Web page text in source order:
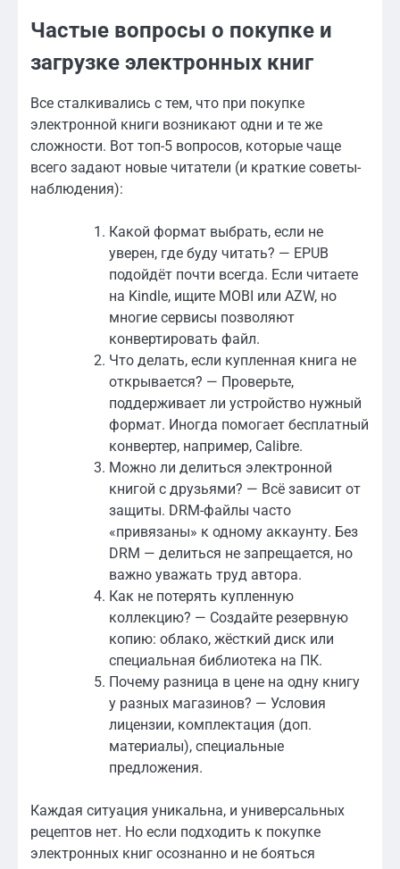
Частые вопросы о покупке и
загрузке электронных книг
Все сталкивались с тем, что при покупке
электронной книги возникают одни и те же
сложности. Вот топ-5 вопросов, которые чаще
всего задают новые читатели (и краткие советы-
наблюдения):
Какой формат выбрать, если не
уверен, где буду читать? — EPUB
подойдёт почти всегда. Если читаете
на Kindle, ищите MOBI или AZW, но
многие сервисы позволяют
конвертировать файл.
Что делать, если купленная книга не
открывается? — Проверьте,
поддерживает ли устройство нужный
формат. Иногда помогает бесплатный
конвертер, например, Calibre.
Можно ли делиться электронной
книгой с друзьями? — Всё зависит от
защиты. DRM-файлы часто
«привязаны» к одному аккаунту. Без
DRM — делиться не запрещается, но
важно уважать труд автора.
Как не потерять купленную
коллекцию? — Создайте резервную
копию: облако, жёсткий диск или
специальная библиотека на ПК.
Почему разница в цене на одну книгу
у разных магазинов? — Условия
лицензии, комплектация (доп.
материалы), специальные
предложения.
Каждая ситуация уникальна, и универсальных
рецептов нет. Но если подходить к покупке
электронных книг осознанно и не бояться